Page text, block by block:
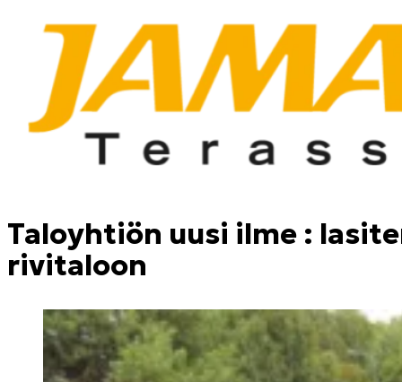
Taloyhtiön uusi ilme :
rivitaloon